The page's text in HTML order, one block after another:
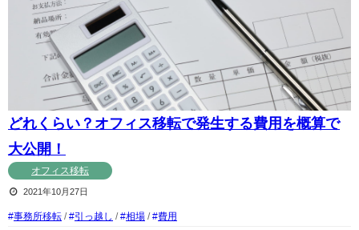
どれくらい？オフィス移転で発生する費用を概算で
大公開！
オフィス移転
2021年10月27日
事務所移転 / 引っ越し / 相場 / 費用